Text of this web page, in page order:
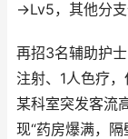
→Lv5，其他分支
再招3名辅助护
注射、1人色疗
某科室突发客流
现“药房爆满，隔